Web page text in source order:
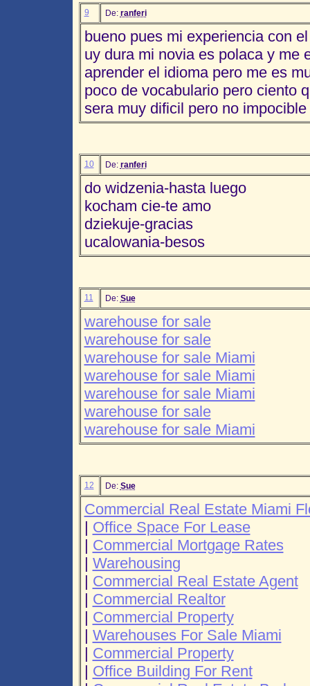
9 De: ranferi
bueno pues mi experiencia con
uy dura mi novia es polaca y me
aprender el idioma pero me es
poco de vocabulario pero ciento
sera muy dificil pero no impocible
10 De: ranferi
do widzenia-hasta luego
kocham cie-te amo
dziekuje-gracias
ucalowania-besos
11 De: Sue
warehouse for sale
warehouse for sale
warehouse for sale Miami
warehouse for sale Miami
warehouse for sale Miami
warehouse for sale
warehouse for sale Miami
12 De: Sue
Commercial Real Estate Miami
| Office Space For Lease
| Commercial Mortgage Rates
| Warehousing
| Commercial Real Estate Agent
| Commercial Realtor
| Commercial Property
| Warehouses For Sale Miami
| Commercial Property
| Office Building For Rent